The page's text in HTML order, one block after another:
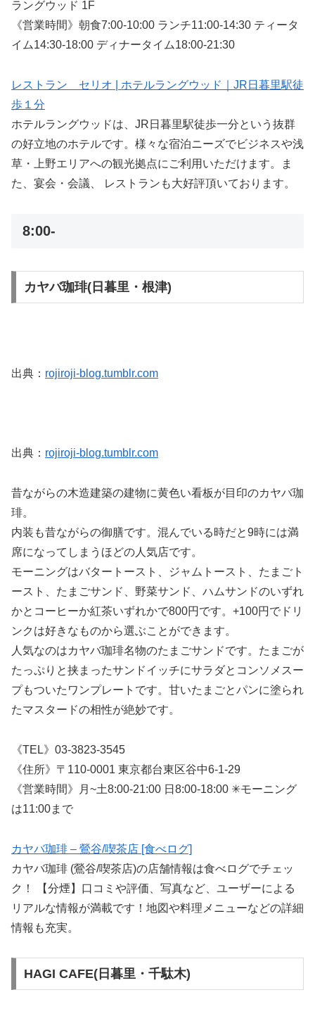
ラングウッド 1F
《営業時間》朝食7:00-10:00 ランチ11:00-14:30 ティータ
イム14:30-18:00 ディナータイム18:00-21:30
レストラン セリオ | ホテルラングウッド｜JR日暮里駅徒
歩１分
ホテルラングウッドは、JR日暮里駅徒歩一分という抜群
の好立地のホテルです。様々な宿泊ニーズでビジネスや浅
草・上野エリアへの観光拠点にご利用いただけます。ま
た、宴会・会議、 レストランも大好評頂いております。
8:00-
カヤバ珈琲(日暮里・根津)
出典： rojiroji-blog.tumblr.com
出典： rojiroji-blog.tumblr.com
昔ながらの木造建築の建物に黄色い看板が目印のカヤバ珈
琲。
内装も昔ながらの御膳です。混んでいる時だと9時には満
席になってしまうほどの人気店です。
モーニングはバタートースト、ジャムトースト、たまごト
ースト、たまごサンド、野菜サンド、ハムサンドのいずれ
かとコーヒーか紅茶いずれかで800円です。+100円でドリ
ンクは好きなものから選ぶことができます。
人気なのはカヤバ珈琲名物のたまごサンドです。たまごが
たっぷりと挟まったサンドイッチにサラダとコンソメスー
プもついたワンプレートです。甘いたまごとパンに塗られ
たマスタードの相性が絶妙です。
《TEL》03-3823-3545
《住所》〒110-0001 東京都台東区谷中6-1-29
《営業時間》月~土8:00-21:00 日8:00-18:00 ✳︎モーニング
は11:00まで
カヤバ珈琲 – 鶯谷/喫茶店 [食べログ]
カヤバ珈琲 (鶯谷/喫茶店)の店舗情報は食べログでチェッ
ク！ 【分煙】口コミや評価、写真など、ユーザーによる
リアルな情報が満載です！地図や料理メニューなどの詳細
情報も充実。
HAGI CAFE(日暮里・千駄木)